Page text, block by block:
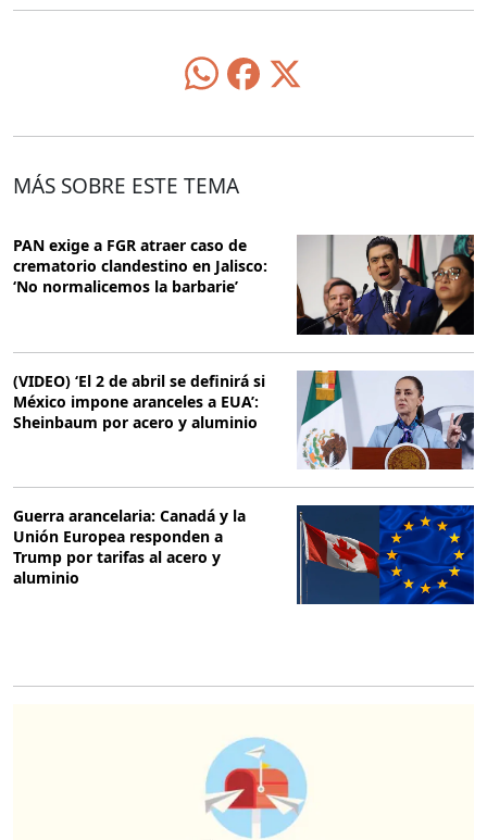
MÁS SOBRE ESTE TEMA
PAN exige a FGR atraer caso de
crematorio clandestino en Jalisco:
‘No normalicemos la barbarie’
(VIDEO) ‘El 2 de abril se definirá si
México impone aranceles a EUA’:
Sheinbaum por acero y aluminio
Guerra arancelaria: Canadá y la
Unión Europea responden a
Trump por tarifas al acero y
aluminio